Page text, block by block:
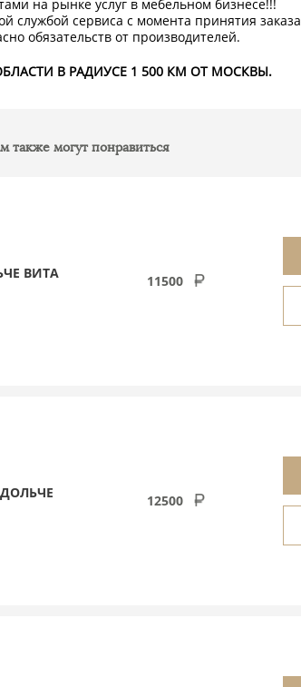
на рынке услуг в мебельном бизнесе!!!
службой сервиса с момента принятия заказа
обязательств от производителей.
В РАДИУСЕ 1 500 КМ ОТ МОСКВЫ.
также могут понравиться
ВИТА
11500
12500